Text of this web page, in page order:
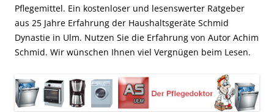
Pflegemittel. Ein kostenloser und lesenswerter Ratgeber
aus 25 Jahre Erfahrung der Haushaltsgeräte Schmid
Dynastie in Ulm. Nutzen Sie die Erfahrung von Autor Achim
Schmid. Wir wünschen Ihnen viel Vergnügen beim Lesen.